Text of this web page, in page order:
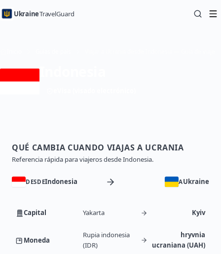
UkraineTravelGuard
QUÉ CAMBIA CUANDO VIAJAS A UCRANIA
Referencia rápida para viajeros desde Indonesia.
DESDEIndonesia AUkraine
Capital Yakarta Kyiv
Moneda
Rupia indonesia
(IDR)
hryvnia
ucraniana (UAH)